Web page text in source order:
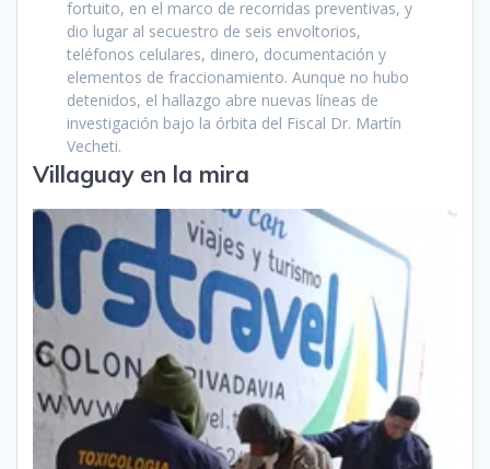
fortuito, en el marco de recorridas preventivas, y
dio lugar al secuestro de seis envoltorios,
teléfonos celulares, dinero, documentación y
elementos de fraccionamiento. Aunque no hubo
detenidos, el hallazgo abre nuevas líneas de
investigación bajo la órbita del Fiscal Dr. Martín
Vecheti.
Villaguay en la mira